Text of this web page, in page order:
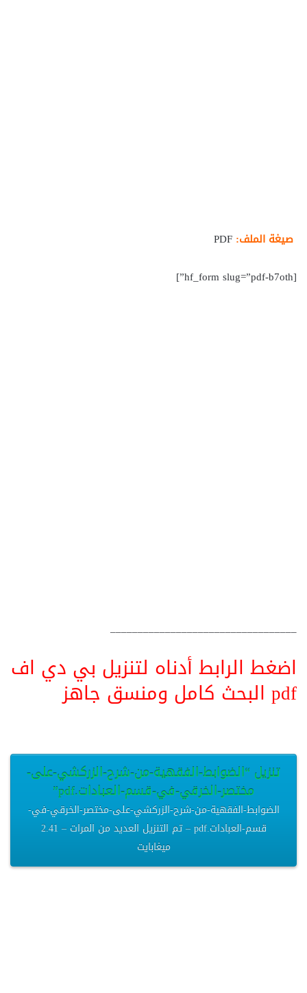
صيغة الملف:
[hf_form slug=”pdf-b7oth”]
__________________________________
اضغط الرابط أدناه لتنزيل بي دي اف
pdf البحث كامل ومنسق جاهز
تنزيل “الضوابط-الفقهية-من-شرح-الزركشي-على-
مختصر-الخرقي-في-قسم-العبادات.pdf”
الضوابط-الفقهية-من-شرح-الزركشي-على-مختصر-الخرقي-في-
قسم-العبادات.pdf – تم التنزيل العديد من المرات – 2.41
ميغابايت